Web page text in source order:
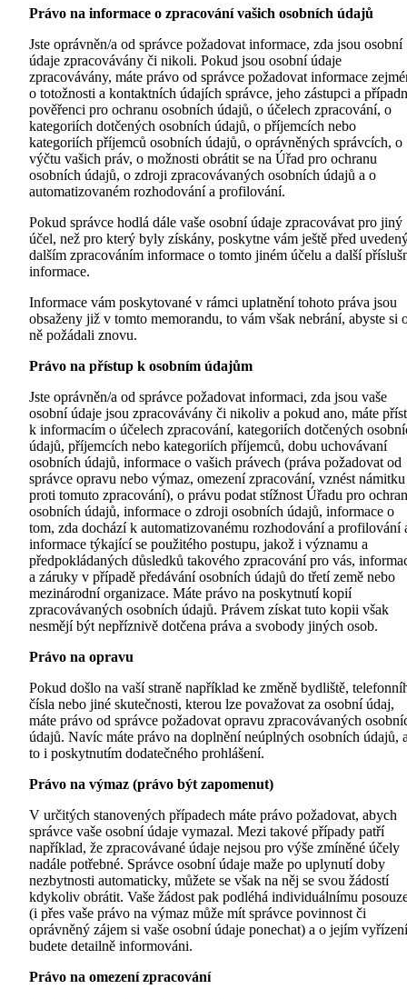
Právo na informace o zpracování vašich osobních údajů
Jste oprávněn/a od správce požadovat informace, zda jsou osobní
údaje zpracovávány či nikoli. Pokud jsou osobní údaje
zpracovávány, máte právo od správce požadovat informace
o totožnosti a kontaktních údajích správce, jeho zástupci a
pověřenci pro ochranu osobních údajů, o účelech zpracování, o
kategoriích dotčených osobních údajů, o příjemcích nebo
kategoriích příjemců osobních údajů, o oprávněných správcích, o
výčtu vašich práv, o možnosti obrátit se na Úřad pro ochranu
osobních údajů, o zdroji zpracovávaných osobních údajů a o
automatizovaném rozhodování a profilování.
Pokud správce hodlá dále vaše osobní údaje zpracovávat pro jiný
účel, než pro který byly získány, poskytne vám ještě před
dalším zpracováním informace o tomto jiném účelu a další
informace.
Informace vám poskytované v rámci uplatnění tohoto práva jsou
obsaženy již v tomto memorandu, to vám však nebrání, abyste si
ně požádali znovu.
Právo na přístup k osobním údajům
Jste oprávněn/a od správce požadovat informaci, zda jsou vaše
osobní údaje jsou zpracovávány či nikoliv a pokud ano, máte
k informacím o účelech zpracování, kategoriích dotčených
údajů, příjemcích nebo kategoriích příjemců, dobu uchovávaní
osobních údajů, informace o vašich právech (práva požadovat od
správce opravu nebo výmaz, omezení zpracování, vznést námitku
proti tomuto zpracování), o právu podat stížnost Úřadu pro
osobních údajů, informace o zdroji osobních údajů, informace o
tom, zda dochází k automatizovanému rozhodování a profilování
informace týkající se použitého postupu, jakož i významu a
předpokládaných důsledků takového zpracování pro vás,
a záruky v případě předávání osobních údajů do třetí země nebo
mezinárodní organizace. Máte právo na poskytnutí kopií
zpracovávaných osobních údajů. Právem získat tuto kopii však
nesmějí být nepříznivě dotčena práva a svobody jiných osob.
Právo na opravu
Pokud došlo na vaší straně například ke změně bydliště,
čísla nebo jiné skutečnosti, kterou lze považovat za osobní údaj,
máte právo od správce požadovat opravu zpracovávaných
údajů. Navíc máte právo na doplnění neúplných osobních údajů,
to i poskytnutím dodatečného prohlášení.
Právo na výmaz (právo být zapomenut)
V určitých stanovených případech máte právo požadovat, abych
správce vaše osobní údaje vymazal. Mezi takové případy patří
například, že zpracovávané údaje nejsou pro výše zmíněné účely
nadále potřebné. Správce osobní údaje maže po uplynutí doby
nezbytnosti automaticky, můžete se však na něj se svou žádostí
kdykoliv obrátit. Vaše žádost pak podléhá individuálnímu
(i přes vaše právo na výmaz může mít správce povinnost či
oprávněný zájem si vaše osobní údaje ponechat) a o jejím vyřízení
budete detailně informováni.
Právo na omezení zpracování